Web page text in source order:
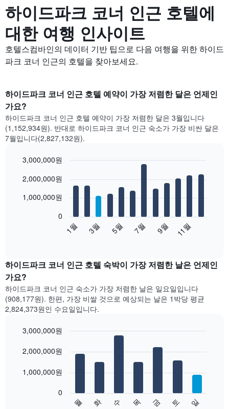
하이드파크 코너 인근 호텔에
대한 여행 인사이트
호텔스컴바인의 데이터 기반 팁으로 다음 여행을 위한 하이드
파크 코너 인근의 호텔을 찾아보세요.
하이드파크 코너 인근 호텔 예약이 가장 저렴한 달은 언제인
가요?
하이드파크 코너 인근 호텔 예약이 가장 저렴한 달은 3월입니다
(1,152,934원). 반대로 하이드파크 코너 인근 숙소가 가장 비싼 달은
7월입니다(2,827,132원).
chart
12
bars.
는
월
별
객
실
평
요
을
시
graphic.
1월 3월 5월 7월 9월 11월
0
1,000,000원
2,000,000원
3,000,000원
하이드파크 코너 인근 호텔 숙박이 가장 저렴한 날은 언제인
가요?
하이드파크 코너 인근 숙소가 가장 저렴한 날은 일요일입니다
(908,177원). 한편, 가장 비쌀 것으로 예상되는 날은 1박당 평균
2,824,373원​인 수요일입니다.
chart
bars.
graphic.
월 화 수 목 금 토 일
0
1,000,000원
2,000,000원
3,000,000원